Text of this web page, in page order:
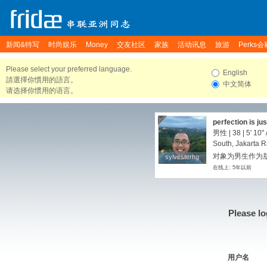
新闻&特写 时尚娱乐 Money 交友社区 家族 活动讯息 旅游 Perks会
Please select your preferred language.
請選擇你慣用的語言。
请选择你惯用的语言。
English
中文简体
sylvesterhg
sylvesterhg
perfection is
男性 | 38 | 5' 10"
South, Jakarta
对象为男生作为
在线上: 5年以前
Please
用户名